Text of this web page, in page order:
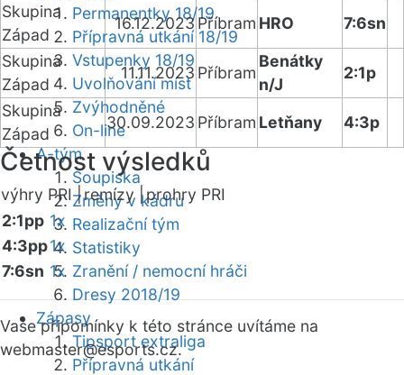
Permanentky 18/19
Přípravná utkání 18/19
Vstupenky 18/19
Uvolňování míst
Zvýhodněné
On-line
A-tým
Soupiska
Změny v kádru
Realizační tým
Statistiky
Zranění / nemocní hráči
Dresy 2018/19
Zápasy
Tipsport extraliga
Přípravná utkání
Skupina
Západ
16.12.2023Příbram HRO
7:6sn
Skupina
Západ
11.11.2023 Příbram
Benátky
n/J
2:1p
Skupina
Západ
30.09.2023 Příbram Letňany 4:3p
Četnost výsledků
výhry PRI |remízy |prohry PRI
2:1pp 1x
4:3pp1x
7:6sn 1x
Vaše připomínky k této stránce uvítáme na
webmaster@esports.cz.